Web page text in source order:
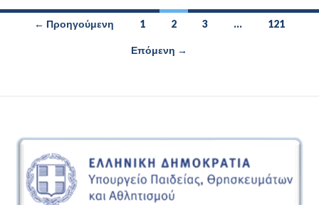
← Προηγούμενη 1 2 3 … 121
Επόμενη →